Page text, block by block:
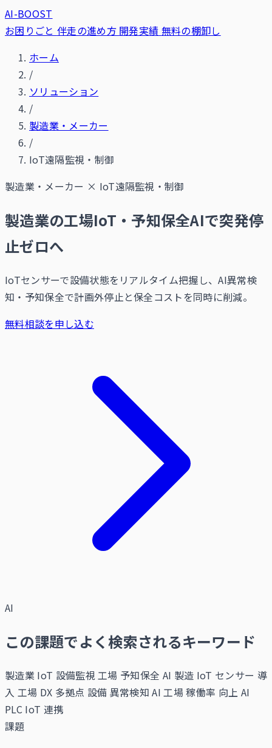
AI-BOOST
お困りごと 伴走の進め方 開発実績 無料の棚卸し
ホーム
/
ソリューション
/
製造業・メーカー
/
IoT遠隔監視・制御
製造業・メーカー × IoT遠隔監視・制御
製造業の工場IoT・予知保全AIで突発停
止ゼロへ
IoTセンサーで設備状態をリアルタイム把握し、AI異常検
知・予知保全で計画外停止と保全コストを同時に削減。
無料相談を申し込む
AI
この課題でよく検索されるキーワード
製造業 IoT 設備監視 工場 予知保全 AI 製造 IoT センサー 導
入 工場 DX 多拠点 設備 異常検知 AI 工場 稼働率 向上 AI
PLC IoT 連携
課題